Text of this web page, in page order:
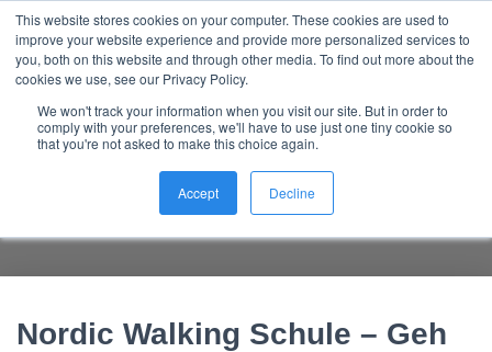
This website stores cookies on your computer. These cookies are used to
improve your website experience and provide more personalized services to
you, both on this website and through other media. To find out more about the
cookies we use, see our Privacy Policy.
We won't track your information when you visit our site. But in order to
comply with your preferences, we'll have to use just one tiny cookie so
that you're not asked to make this choice again.
Accept Decline
Nordic Sports Reutlingen
outdoor ist in
N
N
Nordic Walking Schule – ein
Vorteil der Natur – 5 Argumente
Nordic Walking Schule – Geh